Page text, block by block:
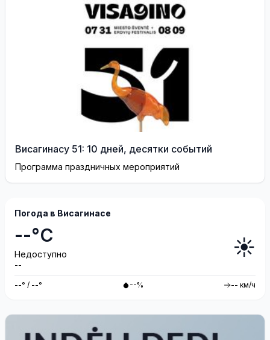
Висагинасу 51: 10 дней, десятки событий
Программа праздничных мероприятий
Погода в Висагинасе
--°C
Недоступно
--
☀️
--° / --° --% -- км/ч